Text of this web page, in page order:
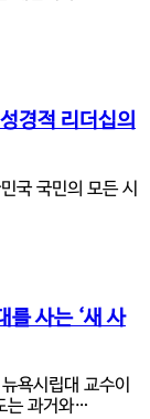
경적 리더십의
국 국민의 모든 시
를 사는 ‘새 사
욕시립대 교수이
는 과거와…